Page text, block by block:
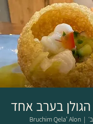
בערב אחד
  |
Bruchim Qela' Alon